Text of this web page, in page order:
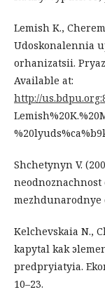
Lemish K.,
Udoskonalennia
orhanizatsii.
Available at:
http://
Shchetynyn V.
neodnoznachnost
mezhdunarodnye
Kelchevskaia N.,
kapytal kak
predpryiatyia.
10–23.